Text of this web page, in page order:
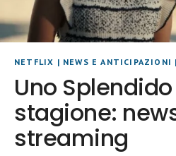
NETFLIX | NEWS E ANTICIPAZIONI |
Uno
stagione:
streaming